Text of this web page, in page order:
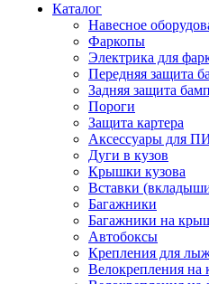
Каталог
Навесное
Фаркопы
Электрика для
Передняя защита
Задняя защита
Пороги
Защита картера
Аксессуары для
Дуги в кузов
Крышки кузова
Вставки
Багажники
Багажники на
Автобоксы
Крепления для
Велокрепления